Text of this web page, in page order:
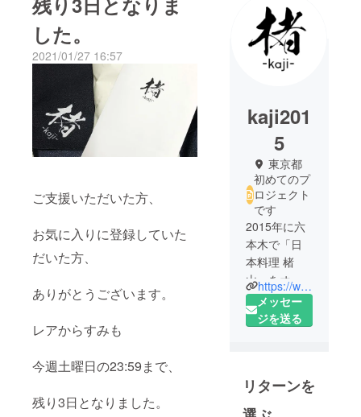
した。
2021/01/27 16:57
ご支援いただいた方、
お気に入りに登録していた
だいた方、
ありがとうございます。
レアからすみも
今週土曜日の23:59まで、
残り3日となりました。
kaji201
5
東京都
初めてのプ
ロジェクト
です
2015年に六
本木で「日
本料理 楮
山」をオー
プンしてか
ら今日まで
ます。
これからも
https://www.kajiyama.tokyo/
メッセー
ジを送る
リターンを